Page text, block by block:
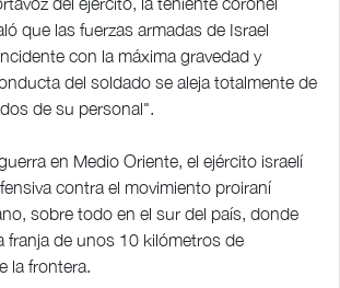
que las fuerzas armadas de Israel
con la máxima gravedad y
del soldado se aleja totalmente de
de su personal".
en Medio Oriente, el ejército israelí
contra el movimiento proiraní
sobre todo en el sur del país, donde
franja de unos 10 kilómetros de
la frontera.